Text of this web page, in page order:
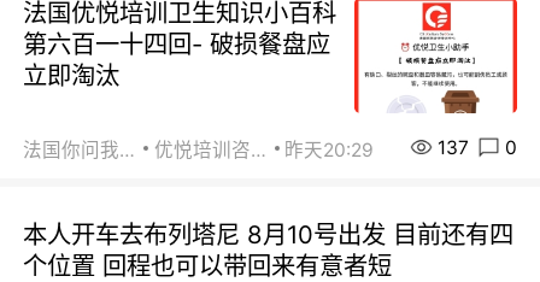
法国优悦培训卫生知识小百科
第六百一十四回- 破损餐盘应
立即淘汰
法国你问我答 优悦培训咨询 昨天20:29 137 0
本人开车去布列塔尼 8月10号出发 目前还有四
个位置 回程也可以带回来有意者短